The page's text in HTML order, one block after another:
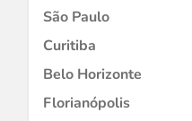
São Paulo
Curitiba
Belo Horizonte
Florianópolis